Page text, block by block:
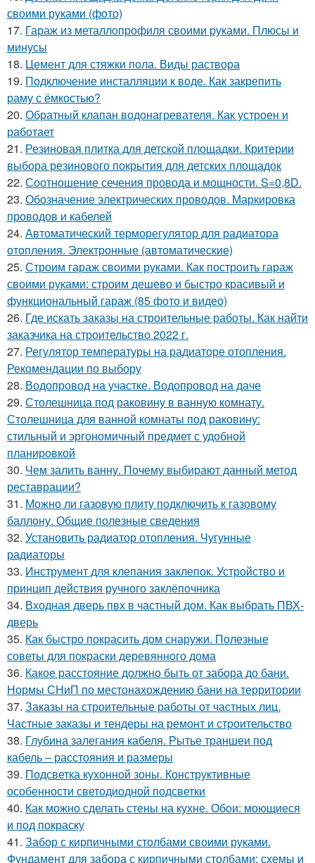
своими руками (фото)
17. Гараж из металлопрофиля своими руками. Плюсы и
минусы
18. Цемент для стяжки пола. Виды раствора
19. Подключение инсталляции к воде. Как закрепить
раму с ёмкостью?
20. Обратный клапан водонагревателя. Как устроен и
работает
21. Резиновая плитка для детской площадки. Критерии
выбора резинового покрытия для детских площадок
22. Соотношение сечения провода и мощности. S=0,8D.
23. Обозначение электрических проводов. Маркировка
проводов и кабелей
24. Автоматический терморегулятор для радиатора
отопления. Электронные (автоматические)
25. Строим гараж своими руками. Как построить гараж
своими руками: строим дешево и быстро красивый и
функциональный гараж (85 фото и видео)
26. Где искать заказы на строительные работы. Как найти
заказчика на строительство 2022 г.
27. Регулятор температуры на радиаторе отопления.
Рекомендации по выбору
28. Водопровод на участке. Водопровод на даче
29. Столешница под раковину в ванную комнату.
Столешница для ванной комнаты под раковину:
стильный и эргономичный предмет с удобной
планировкой
30. Чем залить ванну. Почему выбирают данный метод
реставрации?
31. Можно ли газовую плиту подключить к газовому
баллону. Общие полезные сведения
32. Установить радиатор отопления. Чугунные
радиаторы
33. Инструмент для клепания заклепок. Устройство и
принцип действия ручного заклёпочника
34. Входная дверь пвх в частный дом. Как выбрать ПВХ-
дверь
35. Как быстро покрасить дом снаружи. Полезные
советы для покраски деревянного дома
36. Какое расстояние должно быть от забора до бани.
Нормы СНиП по местонахождению бани на территории
37. Заказы на строительные работы от частных лиц.
Частные заказы и тендеры на ремонт и строительство
38. Глубина залегания кабеля. Рытье траншеи под
кабель – расстояния и размеры
39. Подсветка кухонной зоны. Конструктивные
особенности светодиодной подсветки
40. Как можно сделать стены на кухне. Обои: моющиеся
и под покраску
41. Забор с кирпичными столбами своими руками.
Фундамент для забора с кирпичными столбами: схемы и